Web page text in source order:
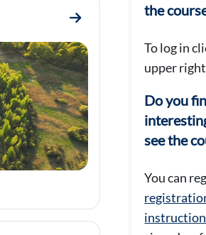
the
To log in
upper
Do you
see the
You can
Go to section Tervetuloa